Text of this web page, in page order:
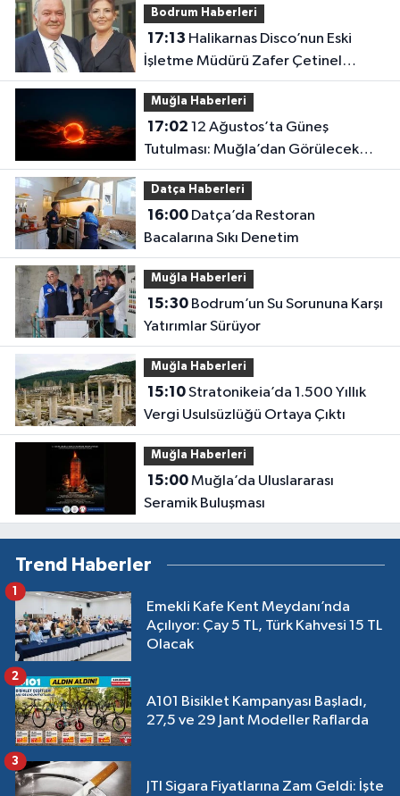
Bodrum Haberleri
17:13
İşletme Müdürü Zafer Çetinel
Hayatını Kaybetti
Muğla Haberleri
17:02
Tutulması: Muğla’dan Görülecek
mi?
Datça Haberleri
16:00Datça’da Restoran
Bacalarına Sıkı Denetim
Muğla Haberleri
15:30Bodrum’un Su Sorununa Karşı
Yatırımlar Sürüyor
Muğla Haberleri
15:10Stratonikeia’da 1.500 Yıllık
Vergi Usulsüzlüğü Ortaya Çıktı
Muğla Haberleri
15:00Muğla’da Uluslararası
Seramik Buluşması
Trend Haberler
Emekli Kafe Kent Meydanı’nda
Açılıyor: Çay 5 TL, Türk Kahvesi 15 TL
Olacak
1
A101 Bisiklet Kampanyası Başladı,
27,5 ve 29 Jant Modeller Raflarda
2
JTI Sigara Fiyatlarına Zam Geldi: İşte
3